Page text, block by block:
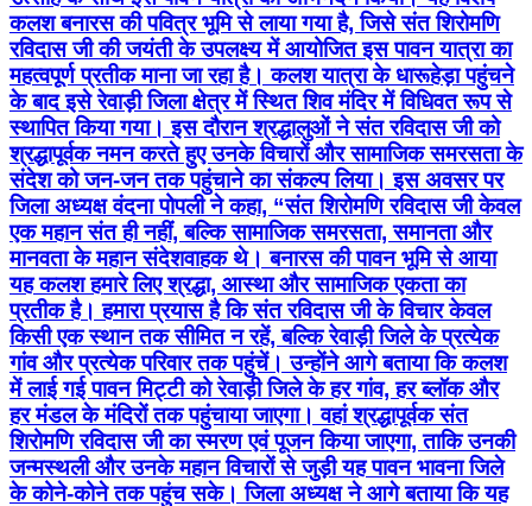
कलश बनारस की पवित्र भूमि से लाया गया है, जिसे संत शिरोमणि
रविदास जी की जयंती के उपलक्ष्य में आयोजित इस पावन यात्रा का
महत्वपूर्ण प्रतीक माना जा रहा है। कलश यात्रा के धारूहेड़ा पहुंचने
के बाद इसे रेवाड़ी जिला क्षेत्र में स्थित शिव मंदिर में विधिवत रूप से
स्थापित किया गया। इस दौरान श्रद्धालुओं ने संत रविदास जी को
श्रद्धापूर्वक नमन करते हुए उनके विचारों और सामाजिक समरसता के
संदेश को जन-जन तक पहुंचाने का संकल्प लिया। इस अवसर पर
जिला अध्यक्ष वंदना पोपली ने कहा, “संत शिरोमणि रविदास जी केवल
एक महान संत ही नहीं, बल्कि सामाजिक समरसता, समानता और
मानवता के महान संदेशवाहक थे। बनारस की पावन भूमि से आया
यह कलश हमारे लिए श्रद्धा, आस्था और सामाजिक एकता का
प्रतीक है। हमारा प्रयास है कि संत रविदास जी के विचार केवल
किसी एक स्थान तक सीमित न रहें, बल्कि रेवाड़ी जिले के प्रत्येक
गांव और प्रत्येक परिवार तक पहुंचें। उन्होंने आगे बताया कि कलश
में लाई गई पावन मिट्टी को रेवाड़ी जिले के हर गांव, हर ब्लॉक और
हर मंडल के मंदिरों तक पहुंचाया जाएगा। वहां श्रद्धापूर्वक संत
शिरोमणि रविदास जी का स्मरण एवं पूजन किया जाएगा, ताकि उनकी
जन्मस्थली और उनके महान विचारों से जुड़ी यह पावन भावना जिले
के कोने-कोने तक पहुंच सके। जिला अध्यक्ष ने आगे बताया कि यह